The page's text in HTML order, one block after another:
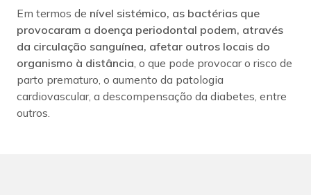
Em termos de nível sistémico, as bactérias que
provocaram a doença periodontal podem, através
da circulação sanguínea, afetar outros locais do
organismo à distância , o que pode provocar o risco de
parto prematuro, o aumento da patologia
cardiovascular, a descompensação da diabetes, entre
outros.